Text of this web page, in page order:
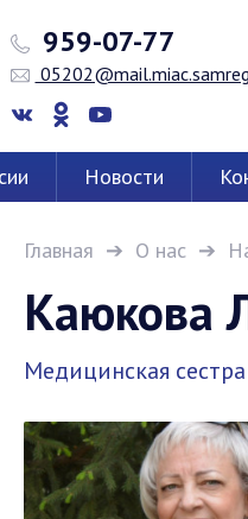
959-07-77
Новости
Главная О нас
Каюкова
Медицинская сестра